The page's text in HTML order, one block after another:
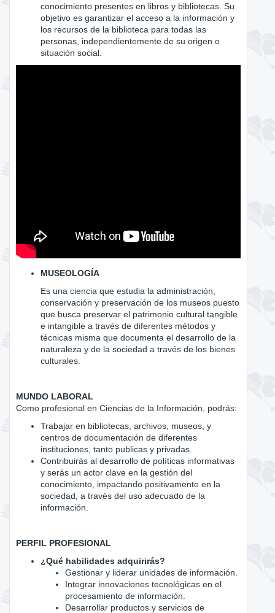
conocimiento presentes en libros y bibliotecas. Su
objetivo es garantizar el acceso a la información y
los recursos de la biblioteca para todas las
personas, independientemente de su origen o
situación social.
MUSEOLOGÍA
Es una ciencia que estudia la administración,
conservación y preservación de los museos puesto
que busca preservar el patrimonio cultural tangible
e intangible a través de diferentes métodos y
técnicas misma que documenta el desarrollo de la
naturaleza y de la sociedad a través de los bienes
culturales.
MUNDO LABORAL
Como profesional en Ciencias de la Información, podrás:
Trabajar en bibliotecas, archivos, museos, y
centros de documentación de diferentes
instituciones, tanto publicas y privadas.
Contribuirás al desarrollo de políticas informativas
y serás un actor clave en la gestión del
conocimiento, impactando positivamente en la
sociedad, a través del uso adecuado de la
información.
PERFIL PROFESIONAL
¿Qué habilidades adquirirás?
Gestionar y liderar unidades de información.
Integrar innovaciones tecnológicas en el
procesamiento de información.
Desarrollar productos y servicios de